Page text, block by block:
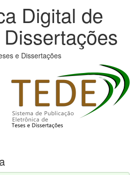
Digital de
e Dissertações